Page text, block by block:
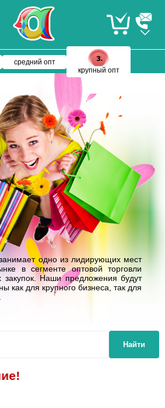
средний опт
крупный опт
одно из лидирующих мест
в сегменте оптовой торговли
закупок. Наши предложения будут
как для крупного бизнеса, так для
Найти